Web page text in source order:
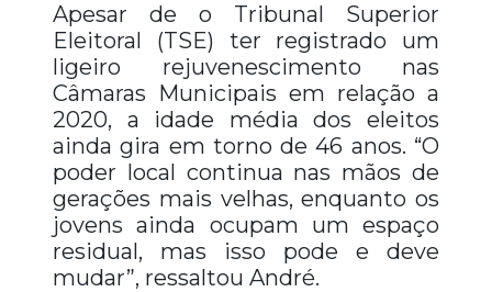
Apesar de o Tribunal Superior
Eleitoral (TSE) ter registrado um
ligeiro rejuvenescimento nas
Câmaras Municipais em relação a
2020, a idade média dos eleitos
ainda gira em torno de 46 anos. “O
poder local continua nas mãos de
gerações mais velhas, enquanto os
jovens ainda ocupam um espaço
residual, mas isso pode e deve
mudar”, ressaltou André.